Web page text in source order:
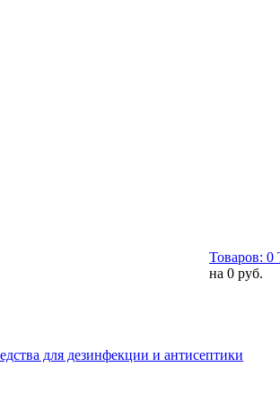
Товаров: 0
на 0 руб.
для дезинфекции и антисептики